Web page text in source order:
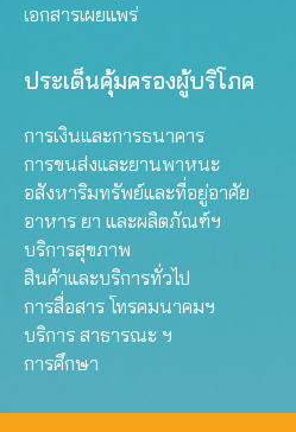
เอกสารเผยแพร่
ประเด็นคุ้มครองผู้บริโภค
การเงินและการธนาคาร
การขนส่งและยานพาหนะ
อสังหาริมทรัพย์และที่อยู่อาศัย
อาหาร ยา และผลิตภัณฑ์ฯ
บริการสุขภาพ
สินค้าและบริการทั่วไป
การสื่อสาร โทรคมนาคมฯ
บริการ สาธารณะ ฯ
การศึกษา